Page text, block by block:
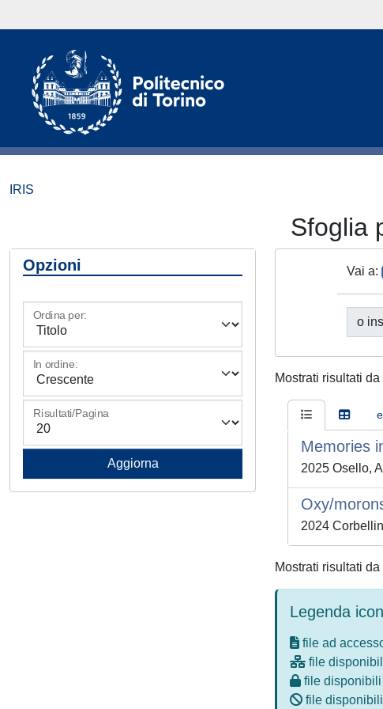
IRIS
Sfoglia
Opzioni
Ordina per:
In ordine:
Risultati/Pagina
Vai a:
o
Mostrati risultati
Memories
2025 Osello,
Oxy/
2024
Mostrati risultati
Legenda
file ad
file
file
file